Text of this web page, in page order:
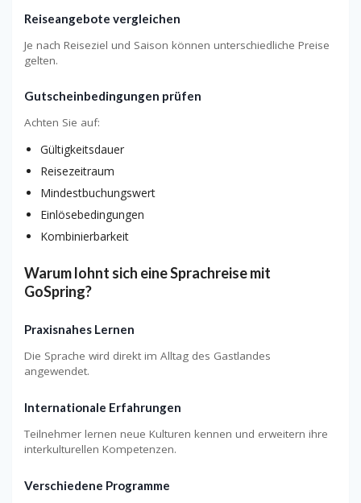
Reiseangebote vergleichen
Je nach Reiseziel und Saison können unterschiedliche Preise
gelten.
Gutscheinbedingungen prüfen
Achten Sie auf:
Gültigkeitsdauer
Reisezeitraum
Mindestbuchungswert
Einlösebedingungen
Kombinierbarkeit
Warum lohnt sich eine Sprachreise mit
GoSpring?
Praxisnahes Lernen
Die Sprache wird direkt im Alltag des Gastlandes
angewendet.
Internationale Erfahrungen
Teilnehmer lernen neue Kulturen kennen und erweitern ihre
interkulturellen Kompetenzen.
Verschiedene Programme